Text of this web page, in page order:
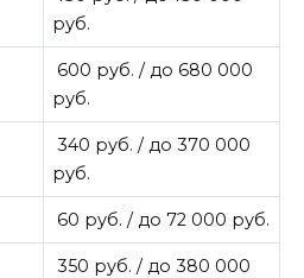
руб.
600 руб. / до 680 000
руб.
340 руб. / до 370 000
руб.
60 руб. / до 72 000 руб.
350 руб. / до 380 000